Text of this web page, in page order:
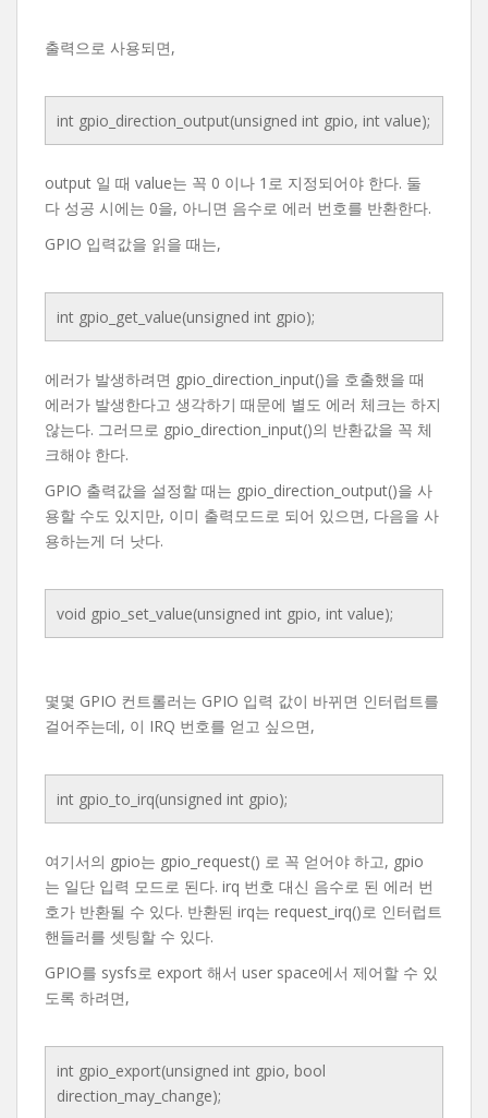
출력으로 사용되면,
int gpio_direction_output(unsigned int gpio, int value);
output 일 때 value는 꼭 0 이나 1로 지정되어야 한다. 둘
다 성공 시에는 0을, 아니면 음수로 에러 번호를 반환한다.
GPIO 입력값을 읽을 때는,
int gpio_get_value(unsigned int gpio);
에러가 발생하려면 gpio_direction_input()을 호출했을 때
에러가 발생한다고 생각하기 때문에 별도 에러 체크는 하지
않는다. 그러므로 gpio_direction_input()의 반환값을 꼭 체
크해야 한다.
GPIO 출력값을 설정할 때는 gpio_direction_output()을 사
용할 수도 있지만, 이미 출력모드로 되어 있으면, 다음을 사
용하는게 더 낫다.
void gpio_set_value(unsigned int gpio, int value);
몇몇 GPIO 컨트롤러는 GPIO 입력 값이 바뀌면 인터럽트를
걸어주는데, 이 IRQ 번호를 얻고 싶으면,
int gpio_to_irq(unsigned int gpio);
여기서의 gpio는 gpio_request() 로 꼭 얻어야 하고, gpio
는 일단 입력 모드로 된다. irq 번호 대신 음수로 된 에러 번
호가 반환될 수 있다. 반환된 irq는 request_irq()로 인터럽트
핸들러를 셋팅할 수 있다.
GPIO를 sysfs로 export 해서 user space에서 제어할 수 있
도록 하려면,
int gpio_export(unsigned int gpio, bool
direction_may_change);